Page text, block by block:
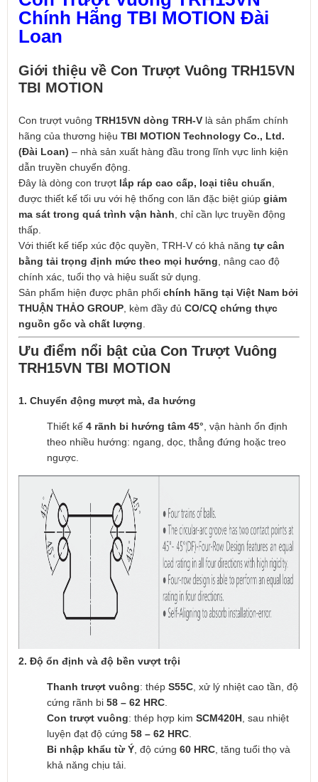
Chính Hãng TBI MOTION Đài
Loan
Giới thiệu về Con Trượt Vuông TRH15VN
TBI MOTION
Con trượt vuông TRH15VN dòng TRH-V là sản phẩm chính
hãng của thương hiệu TBI MOTION Technology Co., Ltd.
(Đài Loan) – nhà sản xuất hàng đầu trong lĩnh vực linh kiện
dẫn truyền chuyển động.
Đây là dòng con trượt lắp ráp cao cấp, loại tiêu chuẩn
được thiết kế tối ưu với hệ thống con lăn đặc biệt giúp giảm
ma sát trong quá trình vận hành , chỉ cần lực truyền động
thấp.
Với thiết kế tiếp xúc độc quyền, TRH-V có khả năng tự cân
bằng tải trọng định mức theo mọi hướng , nâng cao độ
chính xác, tuổi thọ và hiệu suất sử dụng.
Sản phẩm hiện được phân phối chính hãng tại Việt Nam bởi
THUẬN THẢO GROUP , kèm đầy đủ CO/CQ chứng thực
nguồn gốc và chất lượng
Ưu điểm nổi bật của Con Trượt Vuông
TRH15VN TBI MOTION
1. Chuyển động mượt mà, đa hướng
Thiết kế 4 rãnh bi hướng tâm 45° , vận hành ổn định
theo nhiều hướng: ngang, dọc, thẳng đứng hoặc treo
ngược.
2. Độ ổn định và độ bền vượt trội
Thanh trượt vuông: thép S55C , xử lý nhiệt cao tần, độ
cứng rãnh bi 58 – 62 HRC
Con trượt vuông: thép hợp kim SCM420H , sau nhiệt
luyện đạt độ cứng 58 – 62 HRC
Bi nhập khẩu từ Ý , độ cứng 60 HRC , tăng tuổi thọ và
khả năng chịu tải.